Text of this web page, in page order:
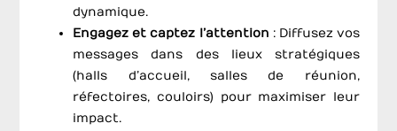
dynamique.
Engagez et captez l’attention : Diffusez vos
messages dans des lieux stratégiques
(halls d’accueil, salles de réunion,
réfectoires, couloirs) pour maximiser leur
impact.